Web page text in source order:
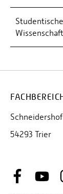
Schneidershof
54293 Trier